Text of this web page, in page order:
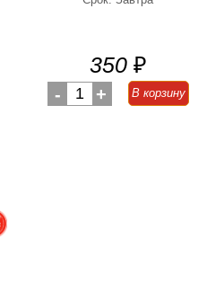
350 ₽
- 1 + В корзину